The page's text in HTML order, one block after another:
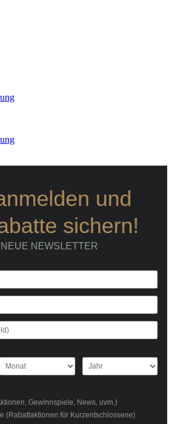
und
sichern!
NEWSLETTER
Gewinnspiele, News, uvm.)
(Rabattaktionen für Kurzentschlossene)